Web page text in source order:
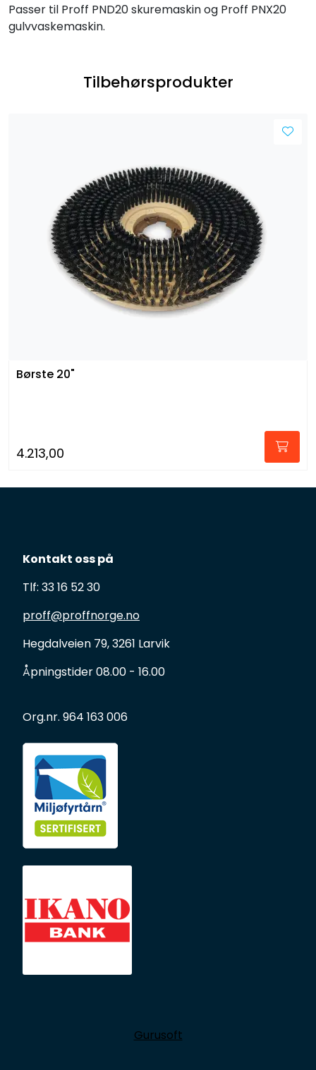
Passer til Proff PND20 skuremaskin og Proff PNX20
gulvvaskemaskin.
Tilbehørsprodukter
Børste 20"
4.213,00
Kontakt oss på
Tlf: 33 16 52 30
proff@proffnorge.no
Hegdalveien 79, 3261 Larvik
Åpningstider 08.00 - 16.00
Org.nr. 964 163 006
Gurusoft